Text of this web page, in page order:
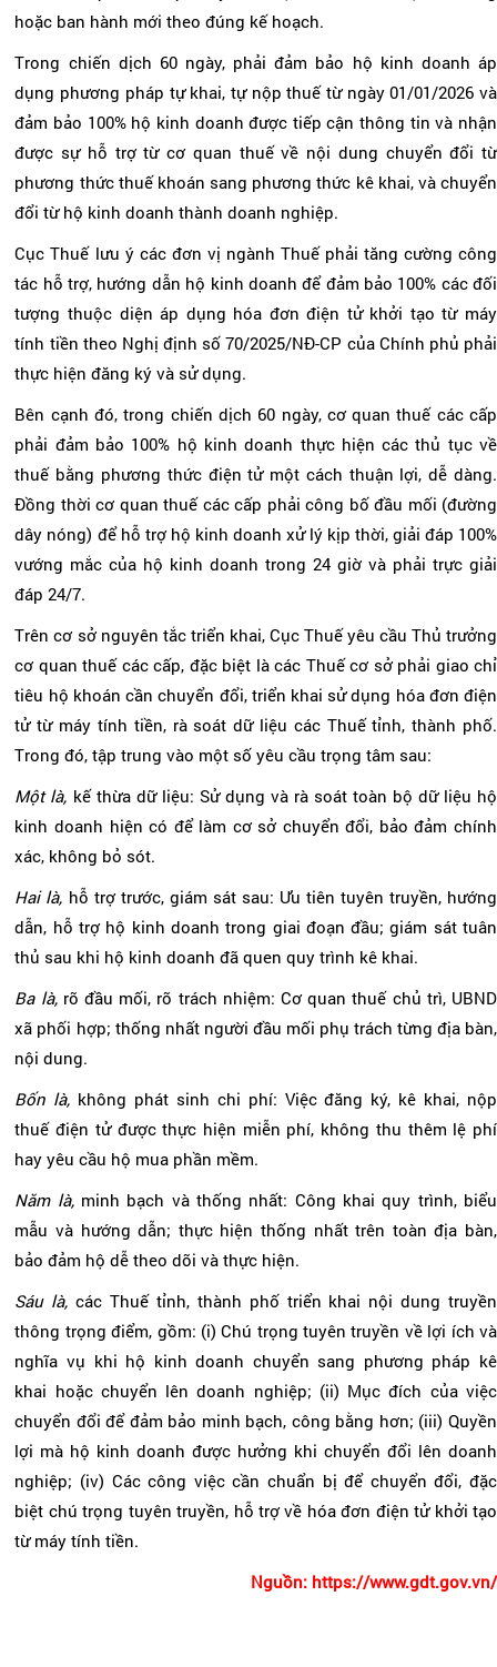
hoặc ban hành mới theo đúng kế hoạch.
Trong chiến dịch 60 ngày, phải đảm bảo hộ kinh doanh áp
dụng phương pháp tự khai, tự nộp thuế từ ngày 01/01/2026 và
đảm bảo 100% hộ kinh doanh được tiếp cận thông tin và nhận
được sự hỗ trợ từ cơ quan thuế về nội dung chuyển đổi từ
phương thức thuế khoán sang phương thức kê khai, và chuyển
đổi từ hộ kinh doanh thành doanh nghiệp.
Cục Thuế lưu ý các đơn vị ngành Thuế phải tăng cường công
tác hỗ trợ, hướng dẫn hộ kinh doanh để đảm bảo 100% các đối
tượng thuộc diện áp dụng hóa đơn điện tử khởi tạo từ máy
tính tiền theo Nghị định số 70/2025/NĐ-CP của Chính phủ phải
thực hiện đăng ký và sử dụng.
Bên cạnh đó, trong chiến dịch 60 ngày, cơ quan thuế các cấp
phải đảm bảo 100% hộ kinh doanh thực hiện các thủ tục về
thuế bằng phương thức điện tử một cách thuận lợi, dễ dàng.
Đồng thời cơ quan thuế các cấp phải công bố đầu mối (đường
dây nóng) để hỗ trợ hộ kinh doanh xử lý kịp thời, giải đáp 100%
vướng mắc của hộ kinh doanh trong 24 giờ và phải trực giải
đáp 24/7.
Trên cơ sở nguyên tắc triển khai, Cục Thuế yêu cầu Thủ trưởng
cơ quan thuế các cấp, đặc biệt là các Thuế cơ sở phải giao chỉ
tiêu hộ khoán cần chuyển đổi, triển khai sử dụng hóa đơn điện
tử từ máy tính tiền, rà soát dữ liệu các Thuế tỉnh, thành phố.
Trong đó, tập trung vào một số yêu cầu trọng tâm sau:
Một là, kế thừa dữ liệu: Sử dụng và rà soát toàn bộ dữ liệu hộ
kinh doanh hiện có để làm cơ sở chuyển đổi, bảo đảm chính
xác, không bỏ sót.
Hai là, hỗ trợ trước, giám sát sau: Ưu tiên tuyên truyền, hướng
dẫn, hỗ trợ hộ kinh doanh trong giai đoạn đầu; giám sát tuân
thủ sau khi hộ kinh doanh đã quen quy trình kê khai.
Ba là,rõ đầu mối, rõ trách nhiệm: Cơ quan thuế chủ trì, UBND
xã phối hợp; thống nhất người đầu mối phụ trách từng địa bàn,
nội dung.
Bốn là, không phát sinh chi phí: Việc đăng ký, kê khai, nộp
thuế điện tử được thực hiện miễn phí, không thu thêm lệ phí
hay yêu cầu hộ mua phần mềm.
Năm là,minh bạch và thống nhất: Công khai quy trình, biểu
mẫu và hướng dẫn; thực hiện thống nhất trên toàn địa bàn,
bảo đảm hộ dễ theo dõi và thực hiện.
Sáu là, các Thuế tỉnh, thành phố triển khai nội dung truyền
thông trọng điểm, gồm: (i) Chú trọng tuyên truyền về lợi ích và
nghĩa vụ khi hộ kinh doanh chuyển sang phương pháp kê
khai hoặc chuyển lên doanh nghiệp; (ii) Mục đích của việc
chuyển đổi để đảm bảo minh bạch, công bằng hơn; (iii) Quyền
lợi mà hộ kinh doanh được hưởng khi chuyển đổi lên doanh
nghiệp; (iv) Các công việc cần chuẩn bị để chuyển đổi, đặc
biệt chú trọng tuyên truyền, hỗ trợ về hóa đơn điện tử khởi tạo
từ máy tính tiền.
Nguồn: https://www.gdt.gov.vn/